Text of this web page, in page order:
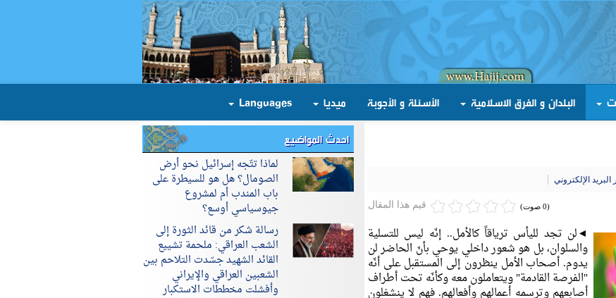
البلدان و الفرق الاسلامية الأسئلة و الأجوبة ميديا Languages
الإلكتروني
قيم هذا المقال (0 صوت)
◄لن تجد لليأس ترياقاً كالأمل.. إنّه ليس للتسلية
والسلوان، بل هو شعور داخلي يوحي بأنّ الحاضر لن
يدوم. أصحاب الأمل ينظرون إلى المستقبل على أنّه
"الفرصة القادمة" ويتعاملون معه وكأنّه تحت أطراف
أصابعهم وترسمه أعمالهم وأفعالهم. فهم لا ينشغلون
احدث المواضيع
لماذا تتّجه إسرائيل نحو أرض
الصومال؟ هل هو للسيطرة على
باب المندب أم لمشروع
جيوسياسي أوسع؟
رسالة شكر من قائد الثورة إلى
الشعب العراقي: ملحمة تشييع
القائد الشهيد جسّدت التلاحم بين
الشعبين العراقي والإيراني
وأفشلت مخططات الاستكبار